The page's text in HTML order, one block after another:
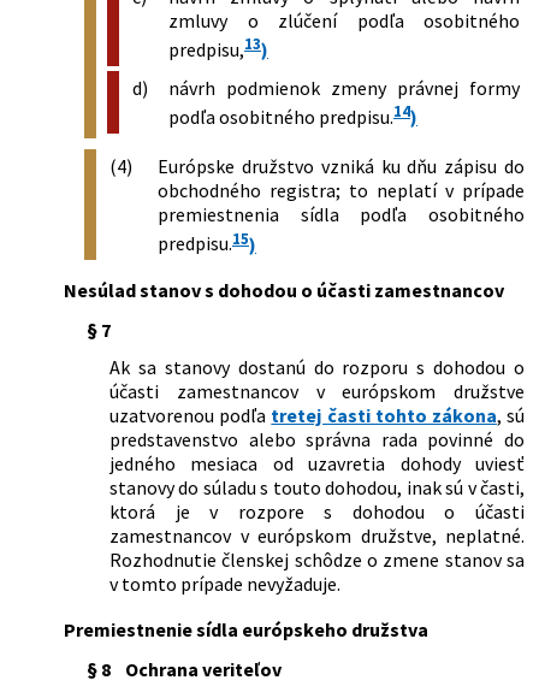
zmluvy o zlúčení podľa osobitného
predpisu,13)
d)
návrh podmienok zmeny právnej formy
podľa osobitného predpisu.14)
(4)
Európske družstvo vzniká ku dňu zápisu do
obchodného registra; to neplatí v prípade
premiestnenia sídla podľa osobitného
predpisu.15)
Nesúlad stanov s dohodou o účasti zamestnancov
§ 7
Ak sa stanovy dostanú do rozporu s dohodou o
účasti zamestnancov v európskom družstve
uzatvorenou podľa tretej časti tohto zákona, sú
predstavenstvo alebo správna rada povinné do
jedného mesiaca od uzavretia dohody uviesť
stanovy do súladu s touto dohodou, inak sú v časti,
ktorá je v rozpore s dohodou o účasti
zamestnancov v európskom družstve, neplatné.
Rozhodnutie členskej schôdze o zmene stanov sa
v tomto prípade nevyžaduje.
Premiestnenie sídla európskeho družstva
§ 8
Ochrana veriteľov